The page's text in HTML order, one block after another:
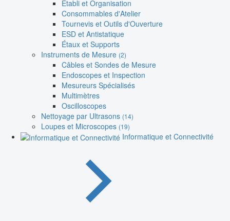
Établi et Organisation
Consommables d'Atelier
Tournevis et Outils d'Ouverture
ESD et Antistatique
Étaux et Supports
Instruments de Mesure (2)
Câbles et Sondes de Mesure
Endoscopes et Inspection
Mesureurs Spécialisés
Multimètres
Oscilloscopes
Nettoyage par Ultrasons (14)
Loupes et Microscopes (19)
Informatique et Connectivité